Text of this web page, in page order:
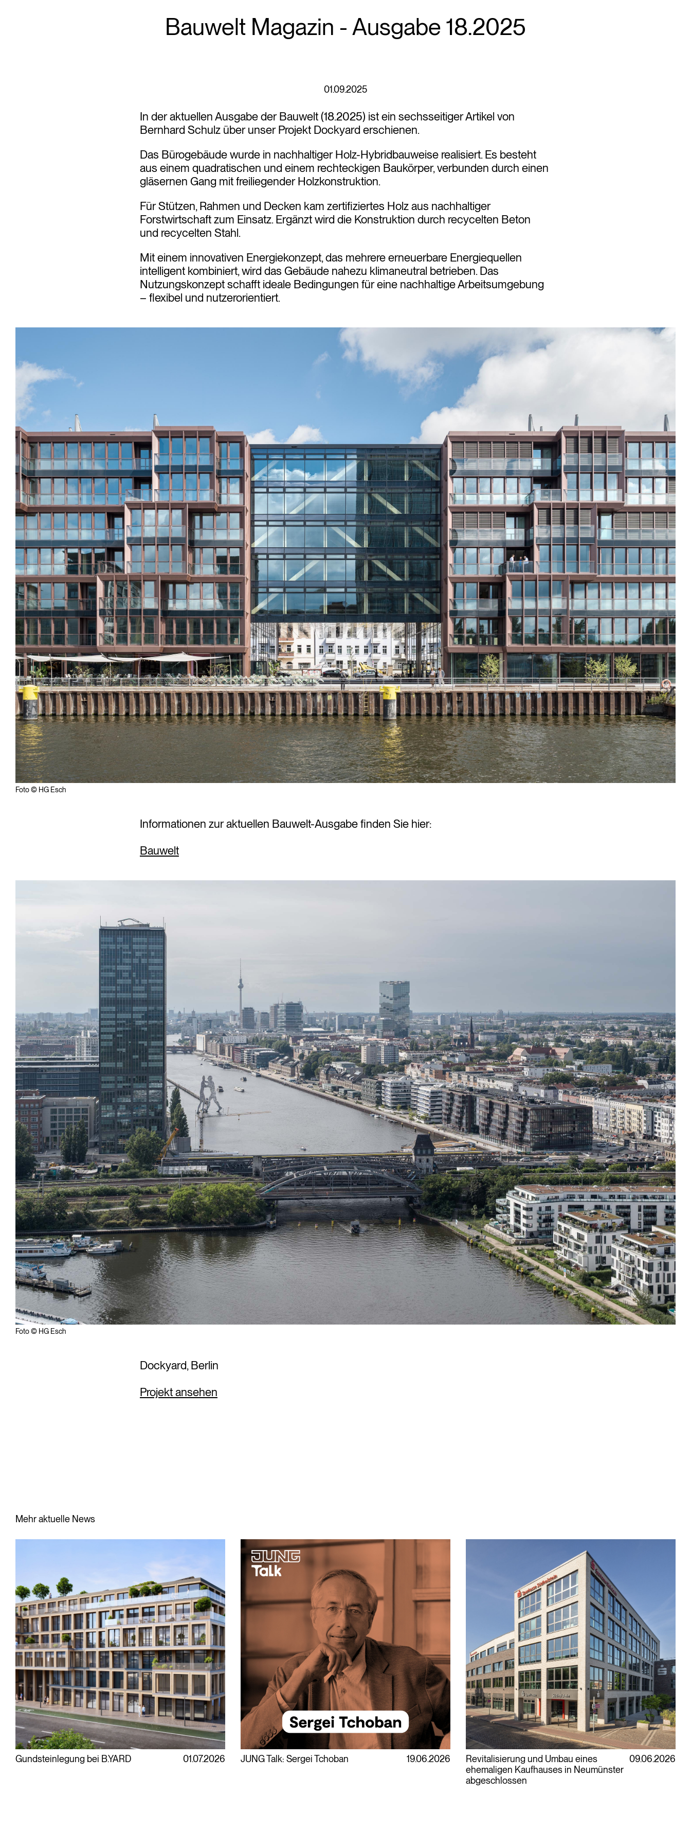
Bauwelt Magazin - Ausgabe 18.2025
01.09.2025
In der aktuellen Ausgabe der Bauwelt (18.2025) ist ein sechsseitiger Artikel von
Bernhard Schulz über unser Projekt Dockyard erschienen.
Das Bürogebäude wurde in nachhaltiger Holz-Hybridbauweise realisiert. Es besteht
aus einem quadratischen und einem rechteckigen Baukörper, verbunden durch einen
gläsernen Gang mit freiliegender Holzkonstruktion.
Für Stützen, Rahmen und Decken kam zertifiziertes Holz aus nachhaltiger
Forstwirtschaft zum Einsatz. Ergänzt wird die Konstruktion durch recycelten Beton
und recycelten Stahl.
Mit einem innovativen Energiekonzept, das mehrere erneuerbare Energiequellen
intelligent kombiniert, wird das Gebäude nahezu klimaneutral betrieben. Das
Nutzungskonzept schafft ideale Bedingungen für eine nachhaltige Arbeitsumgebung
– flexibel und nutzerorientiert.
Foto © HG Esch
Informationen zur aktuellen Bauwelt-Ausgabe finden Sie hier:
Bauwelt
Foto © HG Esch
Dockyard, Berlin
Projekt ansehen
Mehr aktuelle News
Gundsteinlegung bei B.YARD 01.07.2026 JUNG Talk: Sergei Tchoban 19.06.2026
Revitalisierung und Umbau eines
ehemaligen Kaufhauses in Neumünster
abgeschlossen
09.06.2026